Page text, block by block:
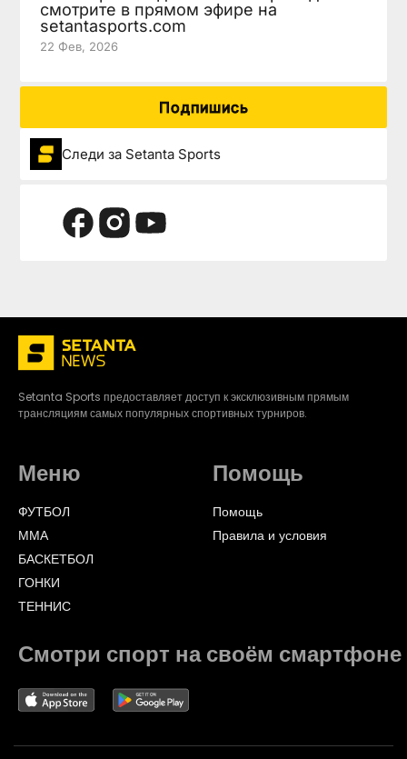
смотрите в прямом эфире на
setantasports.com
22 Фев, 2026
Подпишись
Следи за Setanta Sports
Setanta Sports предоставляет доступ к эксклюзивным прямым
трансляциям самых популярных спортивных турниров.
Меню
ФУТБОЛ
ММА
БАСКЕТБОЛ
ГОНКИ
ТЕННИС
Помощь
Помощь
Правила и условия
Смотри спорт на своём смартфоне